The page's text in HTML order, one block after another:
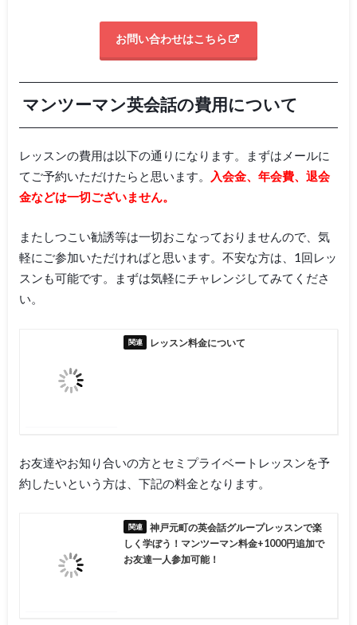
お問い合わせはこちら
マンツーマン英会話の費用について
レッスンの費用は以下の通りになります。まずはメールに
てご予約いただけたらと思います。
入会金、年会費、退会
金などは一切ございません。
またしつこい勧誘等は一切おこなっておりませんので、気
軽にご参加いただければと思います。不安な方は、1回レッ
スンも可能です。まずは気軽にチャレンジしてみてくださ
い。
レッスン料金について
お友達やお知り合いの方とセミプライベートレッスンを予
約したいという方は、下記の料金となります。
神戸元町の英会話グループレッスンで楽
しく学ぼう！マンツーマン料金+1000円追加で
お友達一人参加可能！